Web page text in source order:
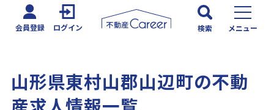
会員登録 ログイン 検索 メニュー
山形県東村山郡山辺町の不動